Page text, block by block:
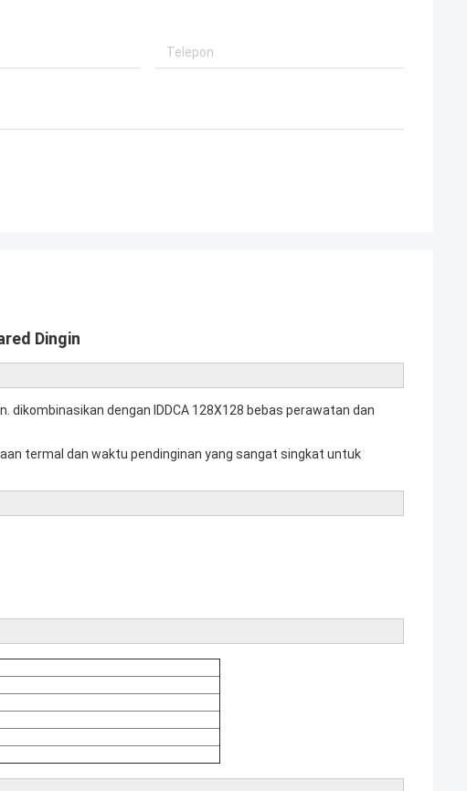
Dingin
dikombinasikan dengan IDDCA 128X128 bebas perawatan dan
termal dan waktu pendinginan yang sangat singkat untuk